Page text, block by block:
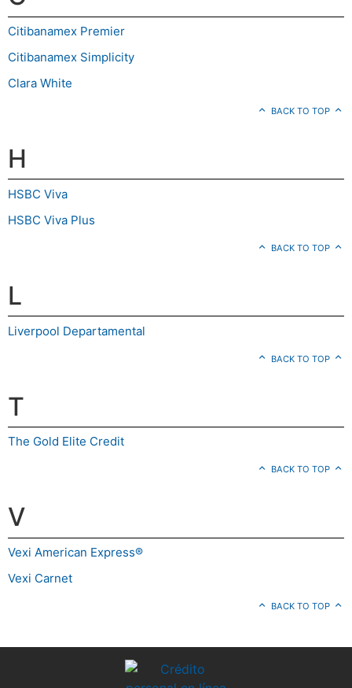
Citibanamex Premier
Citibanamex Simplicity
Clara White
BACK TO TOP
H
HSBC Viva
HSBC Viva Plus
BACK TO TOP
L
Liverpool Departamental
BACK TO TOP
T
The Gold Elite Credit
BACK TO TOP
V
Vexi American Express®
Vexi Carnet
BACK TO TOP